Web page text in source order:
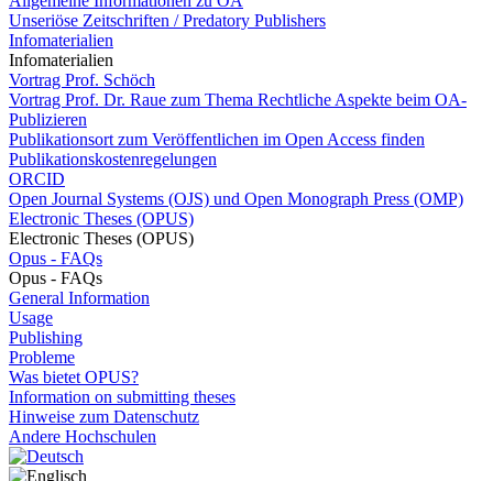
Unseriöse Zeitschriften / Predatory Publishers
Infomaterialien
Infomaterialien
Vortrag Prof. Schöch
Vortrag Prof. Dr. Raue zum Thema Rechtliche Aspekte beim OA-
Publizieren
Publikationsort zum Veröffentlichen im Open Access finden
Publikationskostenregelungen
ORCID
Open Journal Systems (OJS) und Open Monograph Press (OMP)
Electronic Theses (OPUS)
Electronic Theses (OPUS)
Opus - FAQs
Opus - FAQs
General Information
Usage
Publishing
Probleme
Was bietet OPUS?
Information on submitting theses
Hinweise zum Datenschutz
Andere Hochschulen